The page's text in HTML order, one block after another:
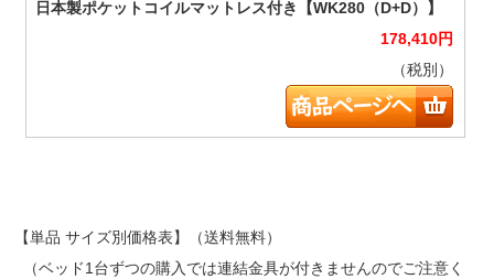
178,410円
（税別）
【単品 サイズ別価格表】（送料無料）
（ベッド1台ずつの購入では連結金具が付きませんのでご注意く